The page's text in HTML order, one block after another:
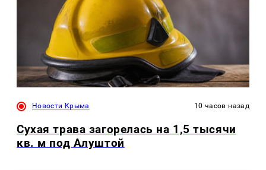
Новости Крыма 10 часов назад
Сухая трава загорелась на 1,5 тысячи
кв. м под Алуштой